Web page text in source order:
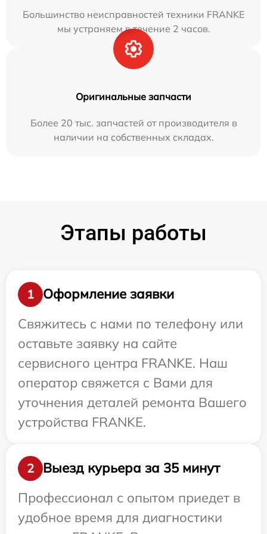
Большинство неисправностей техники FRANKE
мы устраняем в течение 2 часов.
Оригинальные запчасти
Более 20 тыс. запчастей от производителя в
наличии на собственных складах.
Этапы работы
1
Оформление заявки
Свяжитесь с нами по телефону или
оставьте заявку на сайте
сервисного центра FRANKE. Наш
оператор свяжется с Вами для
уточнения деталей ремонта Вашего
устройства FRANKE.
2
Выезд курьера за 35 минут
Профессионал с опытом приедет в
удобное время для диагностики